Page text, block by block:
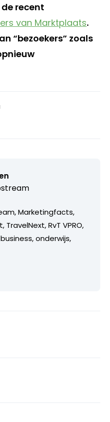
recent
van Marktplaats.
“bezoekers” zoals
Marketingfacts,
RvT VPRO,
onderwijs,